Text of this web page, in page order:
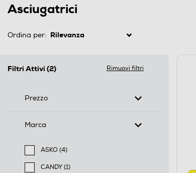
Asciugatrici
Ordina per:
Filtri Attivi (2) Rimuovi filtri
Prezzo
Marca
ASKO (4)
Filtra per Marca: ASKO
CANDY (1)